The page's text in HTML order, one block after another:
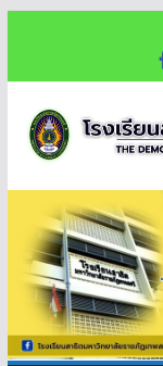
content